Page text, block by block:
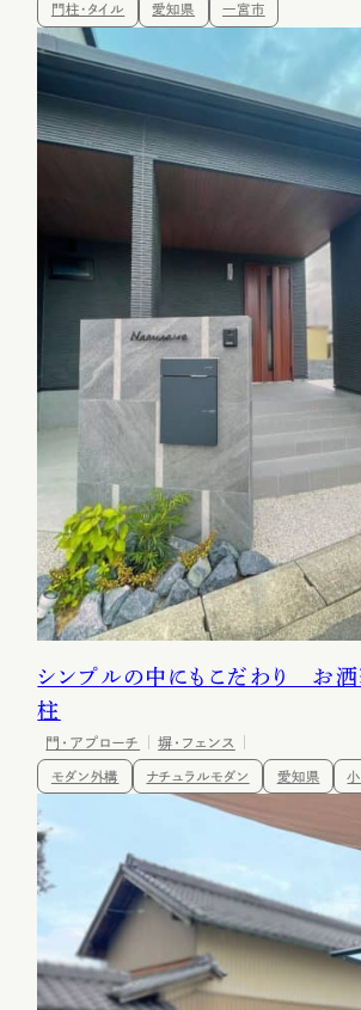
門柱・タイル 愛知県 一宮市
シンプルの中にもこだわり お洒
柱
門・アプローチ 塀・フェンス
モダン外構 ナチュラルモダン 愛知県